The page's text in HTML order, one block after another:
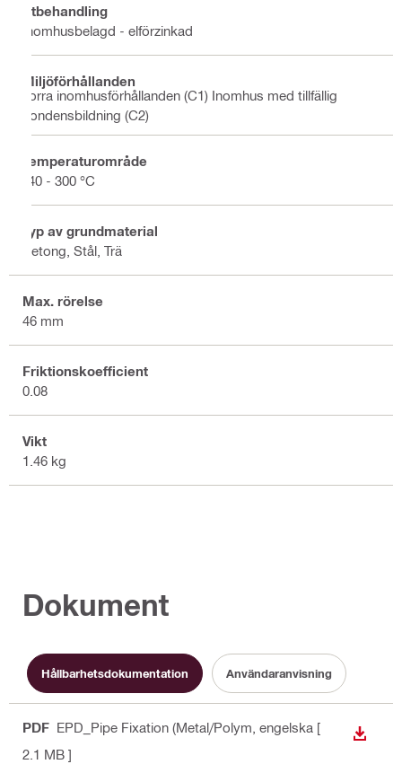
Ytbehandling
Inomhusbelagd - elförzinkad
Miljöförhållanden
Torra inomhusförhållanden (C1) Inomhus med tillfällig
kondensbildning (C2)
Temperaturområde
-40 - 300 °C
Typ av grundmaterial
Betong, Stål, Trä
Max. rörelse
46 mm
Friktionskoefficient
0.08
Vikt
1.46 kg
Dokument
Hållbarhetsdokumentation Användaranvisning
PDF EPD_Pipe Fixation (Metal/Polym , engelska [
2.1 MB ]
LADDA